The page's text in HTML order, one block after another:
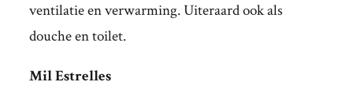
ventilatie en verwarming. Uiteraard ook als
douche en toilet.
Mil Estrelles